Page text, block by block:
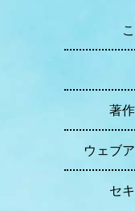
著
ウェブ
セ